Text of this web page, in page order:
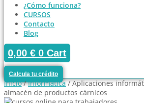
¿Cómo funciona?
CURSOS
Contacto
Blog
0,00 € 0 Cart
Calcula tu crédito
Inicio/Informática/ Aplicaciones
almacén de productos cárnicos